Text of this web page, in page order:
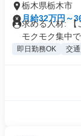
栃木県栃木市
月給32万円～
求める人材: 【
モクモク集中で
即日勤務OK 交